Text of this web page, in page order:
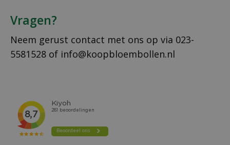
Vragen?
Neem gerust contact met ons op via 023-
5581528 of info@koopbloembollen.nl